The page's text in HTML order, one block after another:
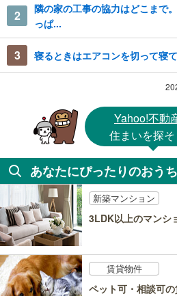
2
隣の家の工事の協力はどこまで
っぱ...
3 寝るときはエアコンを切って寝
Yahoo!不動
住まいを探そ
あなたにぴったりのおう
新築マンション
3LDK以上のマンシ
賃貸物件
ペット可・相談可